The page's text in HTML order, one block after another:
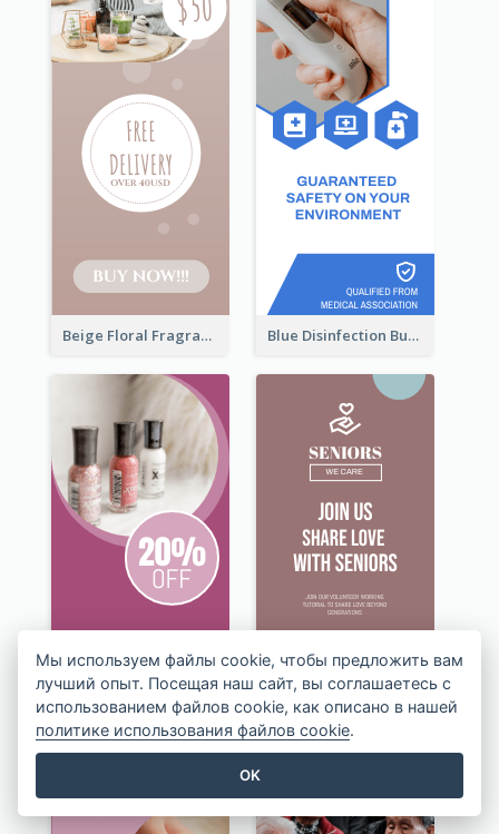
Beige Floral Fragrance Wide Skyscraper Banner Design Blue Disinfection Business Wide Skyscraper Banner Design
Мы используем файлы cookie, чтобы предложить вам
лучший опыт. Посещая наш сайт, вы соглашаетесь с
использованием файлов cookie, как описано в нашей
политике использования файлов cookie.
OK